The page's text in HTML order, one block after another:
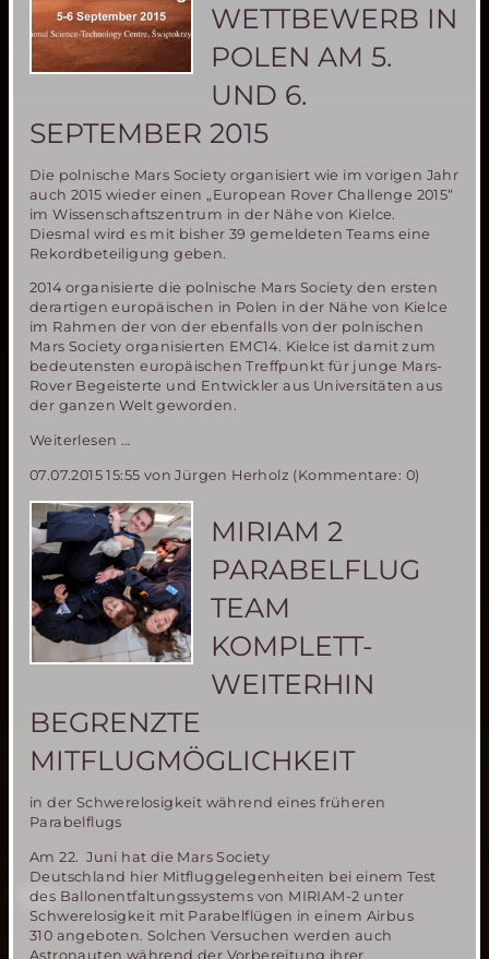
WETTBEWERB IN
POLEN AM 5.
UND 6.
SEPTEMBER 2015
Die polnische Mars Society organisiert wie im vorigen Jahr
auch 2015 wieder einen „European Rover Challenge 2015“
im Wissenschaftszentrum in der Nähe von Kielce.
Diesmal wird es mit bisher 39 gemeldeten Teams eine
Rekordbeteiligung geben.
2014 organisierte die polnische Mars Society den ersten
derartigen europäischen in Polen in der Nähe von Kielce
im Rahmen der von der ebenfalls von der polnischen
Mars Society organisierten EMC14. Kielce ist damit zum
bedeutensten europäischen Treffpunkt für junge Mars-
Rover Begeisterte und Entwickler aus Universitäten aus
der ganzen Welt geworden.
Weiterlesen …
Rover
Wettbewerb
in
Polen
am
5.
und
6.
September
2015
07.07.2015 15:55 von Jürgen Herholz (Kommentare: 0)
MIRIAM 2
PARABELFLUG
TEAM
KOMPLETT-
WEITERHIN
BEGRENZTE
MITFLUGMÖGLICHKEIT
in der Schwerelosigkeit während eines früheren
Parabelflugs
Am 22. Juni hat die Mars Society
Deutschland hier Mitfluggelegenheiten bei einem Test
des Ballonentfaltungssystems von MIRIAM-2 unter
Schwerelosigkeit mit Parabelflügen in einem Airbus
310 angeboten. Solchen Versuchen werden auch
Astronauten während der Vorbereitung ihrer